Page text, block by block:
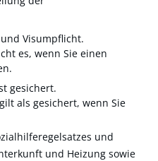
Visumpflicht.
es, wenn Sie einen
gesichert.
als gesichert, wenn Sie
und
und Heizung sowie